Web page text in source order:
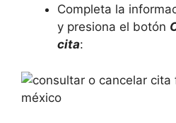
Completa la
y presiona el botón
cita: